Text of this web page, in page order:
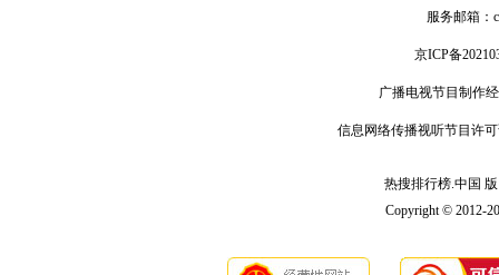
服务邮箱：
京ICP备
广播电视节目制作
信息网络传播视听节目许
热搜排行榜.中国
Copyright © 2012-